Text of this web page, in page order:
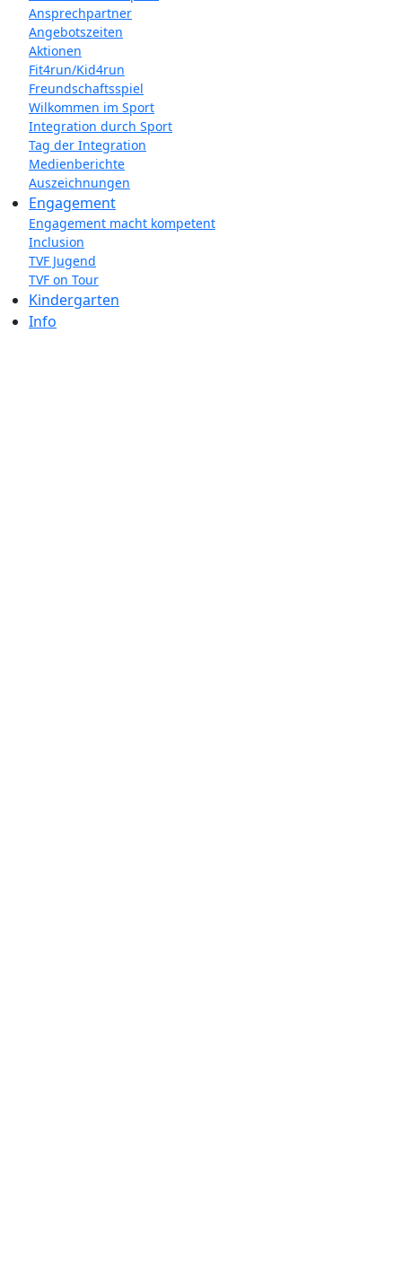
Ansprechpartner
Angebotszeiten
Aktionen
Fit4run/Kid4run
Freundschaftsspiel
Wilkommen im Sport
Integration durch Sport
Tag der Integration
Medienberichte
Auszeichnungen
Engagement
Engagement macht kompetent
Inclusion
TVF Jugend
TVF on Tour
Kindergarten
Info